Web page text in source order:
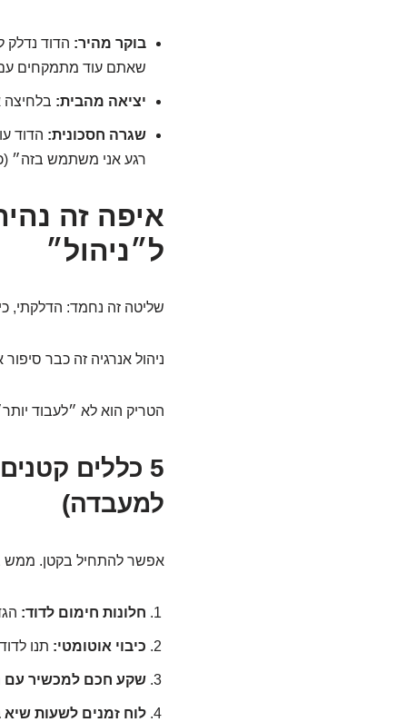
בוקר מהיר: הדוד
שאתם עוד מתמקחים
יציאה מהבית: בלחיצה
שגרה חסכונית: הדוד
רגע אני משתמש בזה״
איפה זה
ל״ניהול״
שליטה זה נחמד: הדלקתי,
ניהול אנרגיה זה כבר
הטריק הוא לא ״לעבוד
5 כללים
למעבדה)
אפשר להתחיל בקטן. ממש
חלונות חימום לדוד: הגדירו 2-3
כיבוי אוטומטי: תנו
שקע חכם למכשיר עם
לוח זמנים לשעות שיא